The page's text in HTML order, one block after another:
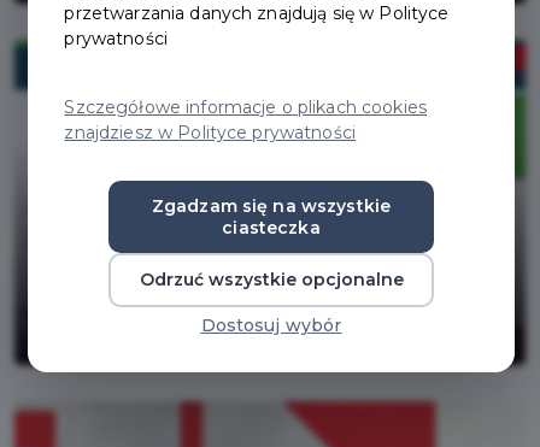
ZASADY POBORU WÓD -
KOMUNIKAT PGW WP
przetwarzania danych znajdują się w Polityce
prywatności
Szczegółowe informacje o plikach cookies
znajdziesz w Polityce prywatności
Zgadzam się na wszystkie
ciasteczka
Odrzuć wszystkie opcjonalne
Dostosuj wybór